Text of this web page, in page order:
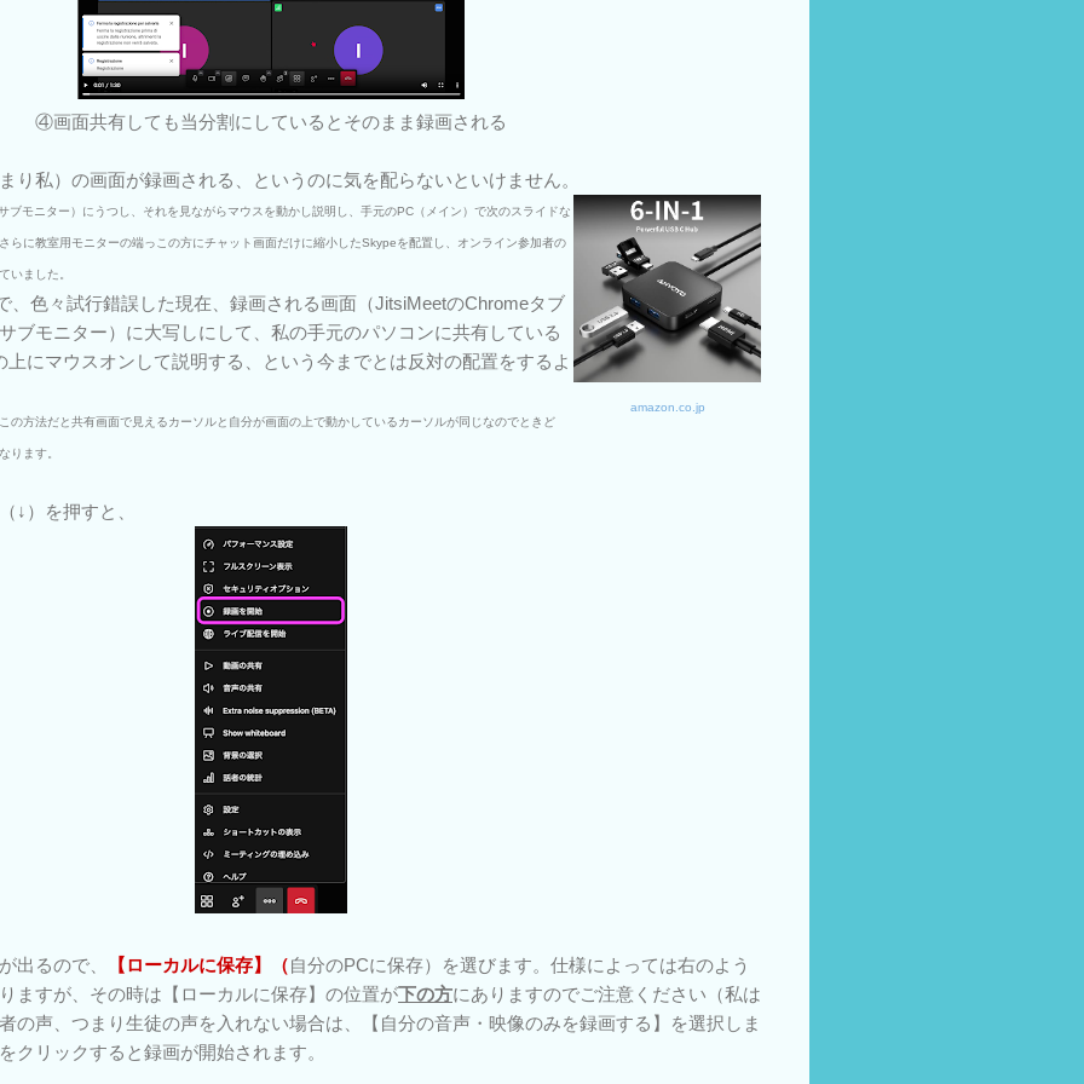
④画面共有しても当分割にしているとそのまま録画される
り私）の画面が録画される、というのに気を配らないといけません。
amazon.co.jp
ブモニター）にうつし、それを見ながらマウスを動かし説明し、手元のPC（メイン）で次のスライドな
らに教室用モニターの端っこの方にチャット画面だけに縮小したSkypeを配置し、オンライン参加者の
いました。
、色々試行錯誤した現在、録画される画面（JitsiMeetのChromeタブ
ブモニター）に大写しにして、私の手元のパソコンに共有している
にマウスオンして説明する、という今までとは反対の配置をするよ
の方法だと共有画面で見えるカーソルと自分が画面の上で動かしているカーソルが同じなのでときど
ります。
↓）を押すと、
出るので、 【ローカルに保存】（自分のPCに保存）を選びます。仕様によっては右のよう
ますが、その時は【ローカルに保存】の位置が下の方にありますのでご注意ください（私は
の声、つまり生徒の声を入れない場合は、【自分の音声・映像のみを録画する】を選択しま
クリックすると録画が開始されます。